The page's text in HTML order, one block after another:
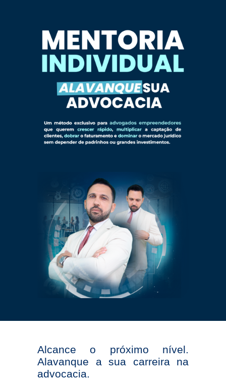
Alcance o próximo nível.
Alavanque a sua carreira na
advocacia.